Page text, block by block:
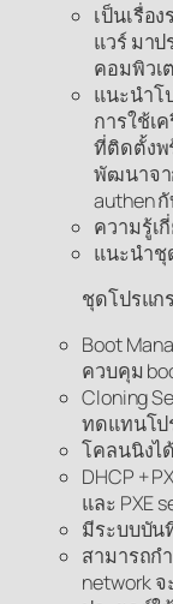
เป็นเรื่อ
แวร์ มา
คอมพิวเ
แนะนำโ
การใช้เ
ที่ติดตั้งพ
พัฒนาจา
authen
ความรู้เ
แนะนำชุ
ชุดโปรแก
Boot
ควบคุม
Cloning
ทดแทนโป
โคลนนิงไ
DHCP +
และ PXE
มีระบบบัน
สามารถก
network